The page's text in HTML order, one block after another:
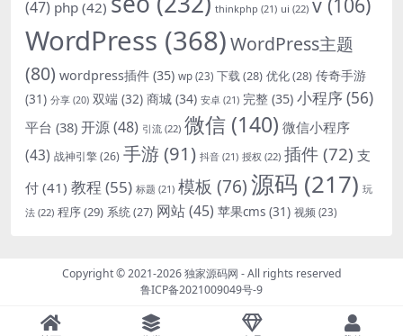
(47) php (42) thinkphp (21) ui (22)
WordPress (368)WordPress主题
(80) wordpress插件 (35) wp (23) 下载(28) 优化(28) 传奇手游
(31) 分享 (20) 双端 (32) 商城 (34) 安卓 (21) 完整 (35) 小程序(56)
平台 (38) 开源(48) 引流 (22) 微信 (140) 微信小程序
(43) 战神引擎(26) 手游(91) 抖音 (21) 授权 (22) 插件 (72) 支
付 (41) 教程 (55) 标题 (21) 模板 (76)源码 (217) 玩
法 (22) 程序(29) 系统(27) 网站(45) 苹果cms (31) 视频 (23)
Copyright © 2021-2026独家源码网 - All rights reserved
鲁ICP备2021009049号-9